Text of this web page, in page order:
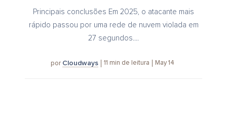
Principais conclusões Em 2025, o atacante mais
rápido passou por uma rede de nuvem violada em
27 segundos....
por Cloudways 11 min de leitura May 14